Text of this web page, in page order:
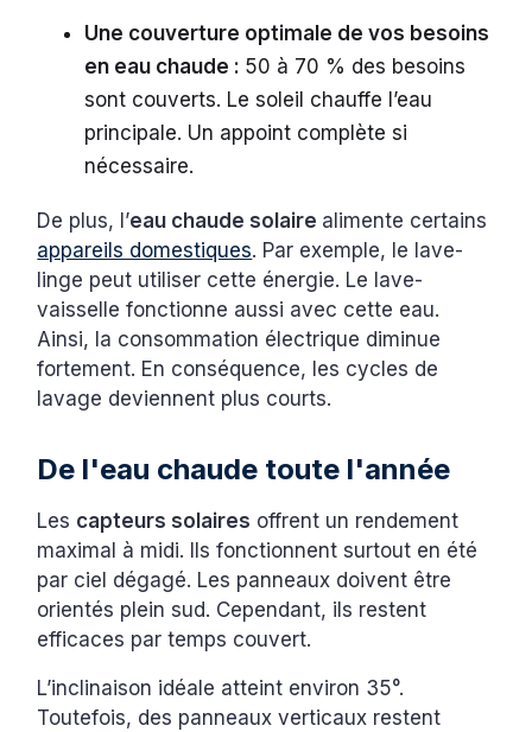
Une couverture optimale de vos besoins
en eau chaude : 50 à 70 % des besoins
sont couverts. Le soleil chauffe l’eau
principale. Un appoint complète si
nécessaire.
De plus, l’eau chaude solaire alimente certains
appareils domestiques. Par exemple, le lave-
linge peut utiliser cette énergie. Le lave-
vaisselle fonctionne aussi avec cette eau.
Ainsi, la consommation électrique diminue
fortement. En conséquence, les cycles de
lavage deviennent plus courts.
De l'eau chaude toute l'année
Les capteurs solaires offrent un rendement
maximal à midi. Ils fonctionnent surtout en été
par ciel dégagé. Les panneaux doivent être
orientés plein sud. Cependant, ils restent
efficaces par temps couvert.
L’inclinaison idéale atteint environ 35°.
Toutefois, des panneaux verticaux restent